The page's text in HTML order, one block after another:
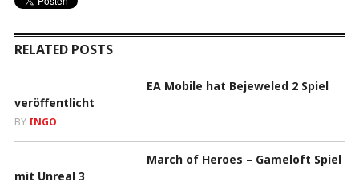
RELATED POSTS
EA Mobile hat Bejeweled 2 Spiel
veröffentlicht
BY INGO
March of Heroes – Gameloft Spiel
mit Unreal 3